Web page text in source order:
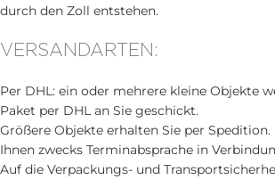
durch den Zoll entstehen.
VERSANDARTEN:
Per DHL: ein oder mehrere kleine Objekte
Paket per DHL an Sie geschickt.
Größere Objekte erhalten Sie per
Ihnen zwecks Terminabsprache in
Auf die Verpackungs- und